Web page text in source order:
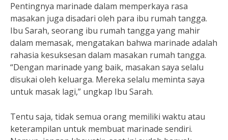
Pentingnya marinade dalam memperkaya rasa
masakan juga disadari oleh para ibu rumah tangga.
Ibu Sarah, seorang ibu rumah tangga yang mahir
dalam memasak, mengatakan bahwa marinade adalah
rahasia kesuksesan dalam masakan rumah tangga.
“Dengan marinade yang baik, masakan saya selalu
disukai oleh keluarga. Mereka selalu meminta saya
untuk masak lagi,” ungkap Ibu Sarah.
Tentu saja, tidak semua orang memiliki waktu atau
keterampilan untuk membuat marinade sendiri.